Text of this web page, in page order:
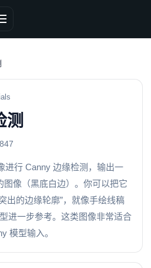
测
847
进行 Canny 边缘检测，输出一
图像（黑底白边）。你可以把它
出的边缘轮廓”，就像手绘线稿
进一步参考。这类图像非常适合
模型输入。